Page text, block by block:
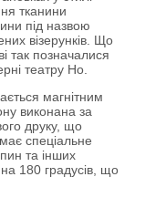
тканини
під назвою
візерунків. Що
так позначалися
театру Но.
магнітним
виконана за
друку, що
спеціальне
та інших
180 градусів, що